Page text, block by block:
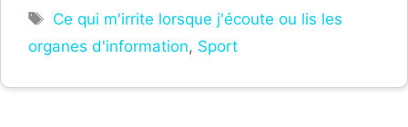
Étiquettes
Ce qui m'irrite lorsque j'écoute ou lis les
organes d'information, Sport